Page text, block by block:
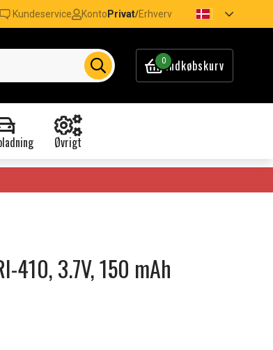
Kundeservice Konto Privat/Erhverv
0Indkøbskurv
Øvrigt
410, 3.7V, 150 mAh